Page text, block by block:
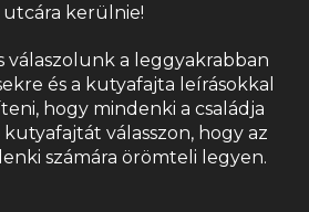
utcára kerülnie!
válaszolunk a leggyakrabban
és a kutyafajta leírásokkal
hogy mindenki a családja
válasszon, hogy az
számára örömteli legyen.